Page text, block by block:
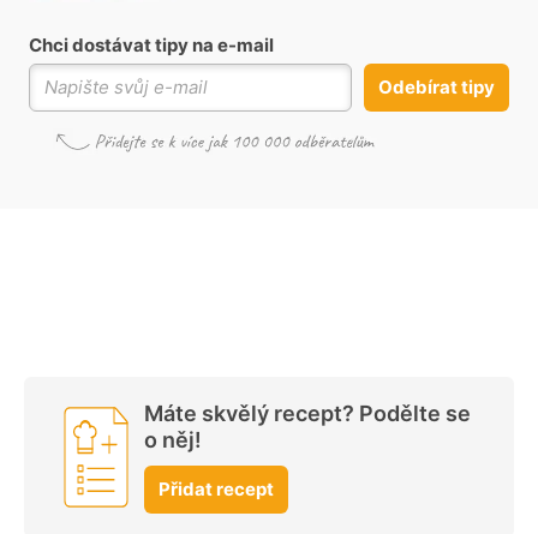
Chci dostávat tipy na e-mail
Odebírat tipy
Máte skvělý recept? Podělte se
o něj!
Přidat recept